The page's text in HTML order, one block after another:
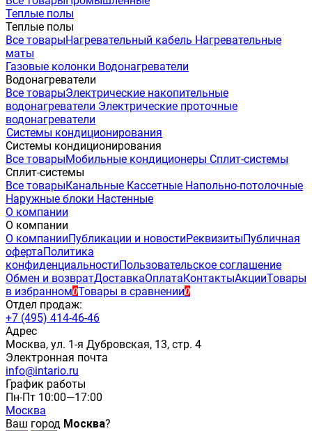
Теплые полы
Теплые полы
Все товарыНагревательный кабель Нагревательные
маты
Газовые колонки Водонагреватели
Водонагреватели
Все товарыЭлектрические накопительные
водонагреватели Электрические проточные
водонагреватели
Системы кондиционирования
Системы кондиционирования
Все товарыМобильные кондиционеры Сплит-системы
Сплит-системы
Все товарыКанальные Кассетные Напольно-потолочные
Наружные блоки Настенные
О компании
О компании
О компанииПубликации и новостиРеквизитыПубличная
офертаПолитика
конфиденциальностиПользовательское соглашение
Обмен и возвратДоставкаОплатаКонтактыАкцииТовары
в избранном0Товары в сравнении0
Отдел продаж:
+7 (495) 414-46-46
Адрес
Москва, ул. 1-я Дубровская, 13, стр. 4
Электронная почта
info@intario.ru
График работы
Пн-Пт 10:00—17:00
Москва
Ваш город Москва?